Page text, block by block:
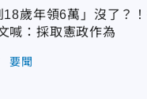
18歲年領6萬」沒了？
喊：採取憲政作為
要聞